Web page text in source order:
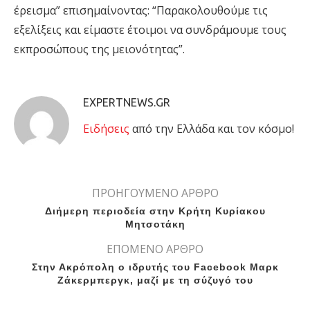
έρεισμα” επισημαίνοντας: “Παρακολουθούμε τις
εξελίξεις και είμαστε έτοιμοι να συνδράμουμε τους
εκπροσώπους της μειονότητας”.
EXPERTNEWS.GR
Eιδήσεις από την Ελλάδα και τον κόσμο!
ΠΡΟΗΓΟΥΜΕΝΟ ΑΡΘΡΟ
Διήμερη περιοδεία στην Κρήτη Κυρίακου
Μητσοτάκη
ΕΠΟΜΕΝΟ ΑΡΘΡΟ
Στην Ακρόπολη ο ιδρυτής του Facebook Μαρκ
Ζάκερμπεργκ, μαζί με τη σύζυγό του